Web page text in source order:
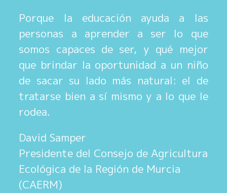
Porque la educación ayuda a las
personas a aprender a ser lo que
somos capaces de ser, y qué mejor
que brindar la oportunidad a un niño
de sacar su lado más natural: el de
tratarse bien a sí mismo y a lo que le
rodea.
David Samper
Presidente del Consejo de Agricultura
Ecológica de la Región de Murcia
(CAERM)